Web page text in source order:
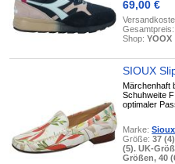
69,00 €
Shop:YOOX
SIOUX
Märchenhaft
Schuhweite
optimaler
Marke:Sioux
Größe:37
(5). UK-
Größen, 40